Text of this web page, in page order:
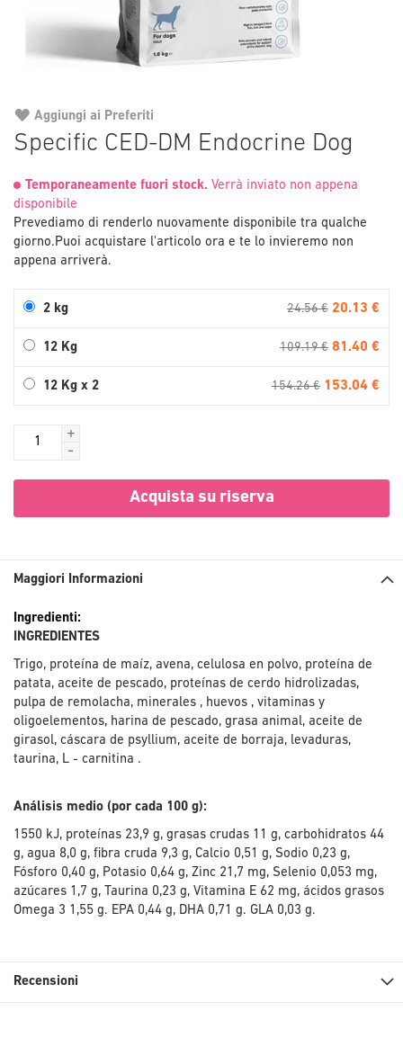
Specific CED-DM Endocrine Dog
Temporaneamente fuori stock. Verrà inviato non appena
disponibile
Prevediamo di renderlo nuovamente disponibile tra qualche
giorno.Puoi acquistare l'articolo ora e te lo invieremo non
appena arriverà.
2 kg 24.56 € 20.13 €
12 Kg 109.19 € 81.40 €
12 Kg x 2 154.26 € 153.04 €
+
-
Acquista su riserva
Aggiungi ai Preferiti
all'inizio
galleria
immagini
Maggiori Informazioni
Maggiori
Informazioni
INGREDIENTES
Trigo, proteína de maíz, avena, celulosa en polvo, proteína de
patata, aceite de pescado, proteínas de cerdo hidrolizadas,
pulpa de remolacha, minerales , huevos , vitaminas y
oligoelementos, harina de pescado, grasa animal, aceite de
girasol, cáscara de psyllium, aceite de borraja, levaduras,
taurina, L - carnitina .
Análisis medio (por cada 100 g):
1550 kJ, proteínas 23,9 g, grasas crudas 11 g, carbohidratos 44
g, agua 8,0 g, fibra cruda 9,3 g, Calcio 0,51 g, Sodio 0,23 g,
Fósforo 0,40 g, Potasio 0,64 g, Zinc 21,7 mg, Selenio 0,053 mg,
azúcares 1,7 g, Taurina 0,23 g, Vitamina E 62 mg, ácidos grasos
Omega 3 1,55 g. EPA 0,44 g, DHA 0,71 g. GLA 0,03 g.
Recensioni